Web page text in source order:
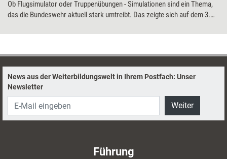
Ob Flugsimulator oder Truppenübungen - Simulationen sind ein Thema,
das die Bundeswehr aktuell stark umtreibt. Das zeigte sich auf dem 3.
Hamburg stattfand. Doch die Problemstellungen und Lösungen, die auf
interessant. managerSeminare mit einem Überblick.
News aus der Weiterbildungswelt in Ihrem Postfach: Unser
Newsletter
Weiter
Führung